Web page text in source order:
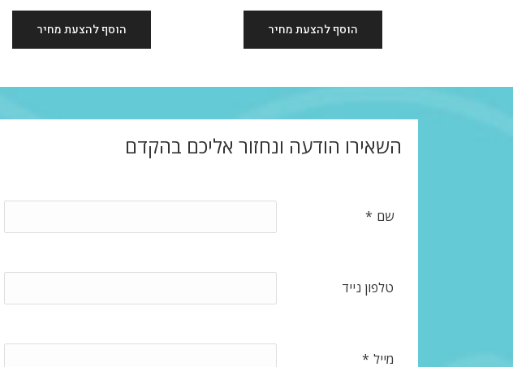
הוסף להצעת מחיר הוסף להצעת מחיר
השאירו הודעה ונחזור אליכם בהקדם
שם *
טלפון נייד
מייל *